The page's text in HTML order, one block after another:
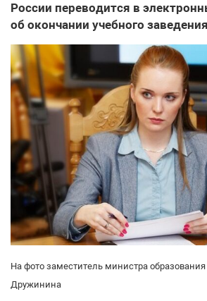
России переводится в
об окончании учебного
На фото заместитель министра
Дружинина